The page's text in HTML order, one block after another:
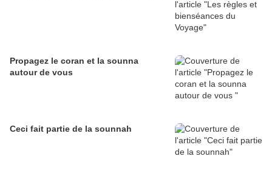
Propagez le coran et la sounna
autour de vous
Ceci fait partie de la sounnah